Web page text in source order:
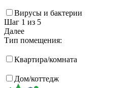
Вирусы и бактерии
Шаг 1 из 5
Далее
Тип помещения:
Квартира/комната
Дом/коттедж